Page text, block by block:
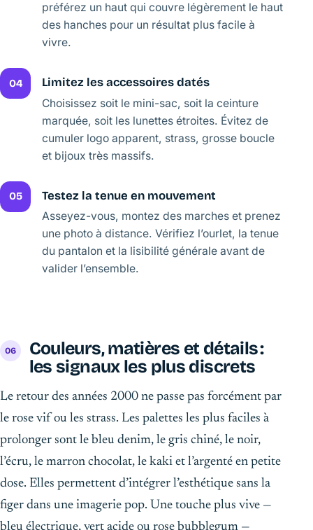
préférez un haut qui couvre légèrement le haut
des hanches pour un résultat plus facile à
vivre.
04 Limitez les accessoires datés
Choisissez soit le mini-sac, soit la ceinture
marquée, soit les lunettes étroites. Évitez de
cumuler logo apparent, strass, grosse boucle
et bijoux très massifs.
05 Testez la tenue en mouvement
Asseyez-vous, montez des marches et prenez
une photo à distance. Vérifiez l’ourlet, la tenue
du pantalon et la lisibilité générale avant de
valider l’ensemble.
Couleurs, matières et détails :
les signaux les plus discrets
Le retour des années 2000 ne passe pas forcément par
le rose vif ou les strass. Les palettes les plus faciles à
prolonger sont le bleu denim, le gris chiné, le noir,
l’écru, le marron chocolat, le kaki et l’argenté en petite
dose. Elles permettent d’intégrer l’esthétique sans la
figer dans une imagerie pop. Une touche plus vive —
bleu électrique, vert acide ou rose bubblegum —